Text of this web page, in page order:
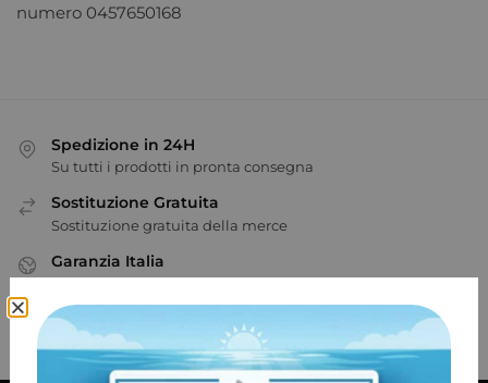
numero 0457650168
Spedizione in 24H
Su tutti i prodotti in pronta consegna
Sostituzione Gratuita
Sostituzione gratuita della merce
Garanzia Italia
2 anni di garanzia
100% Pagamenti sicuri
PayPal / MasterCard / Visa